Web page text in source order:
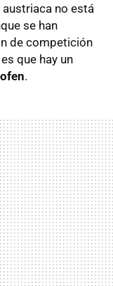
no está
se han
de competición
que hay un
.